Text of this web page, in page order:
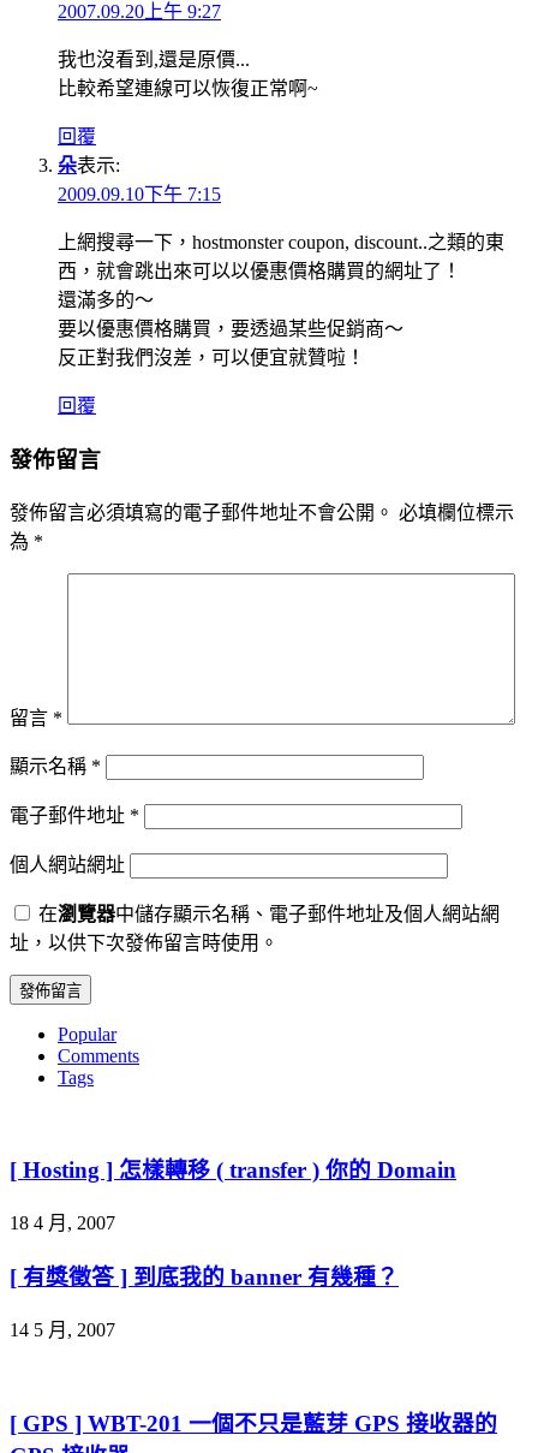
2007.09.20上午 9:27
我也沒看到,還是原價...
比較希望連線可以恢復正常啊~
回覆
朵表示:
2009.09.10下午 7:15
上網搜尋一下，hostmonster coupon, discount..之類的東
西，就會跳出來可以以優惠價格購買的網址了！
還滿多的～
要以優惠價格購買，要透過某些促銷商～
反正對我們沒差，可以便宜就贊啦！
回覆
發佈留言
發佈留言必須填寫的電子郵件地址不會公開。 必填欄位標示
為 *
留言 *
顯示名稱 *
電子郵件地址 *
個人網站網址
在瀏覽器中儲存顯示名稱、電子郵件地址及個人網站網
址，以供下次發佈留言時使用。
Popular
Comments
Tags
[ Hosting ] 怎樣轉移 ( transfer ) 你的 Domain
18 4 月, 2007
[ 有獎徵答 ] 到底我的 banner 有幾種？
14 5 月, 2007
[ GPS ] WBT-201 一個不只是藍芽 GPS 接收器的